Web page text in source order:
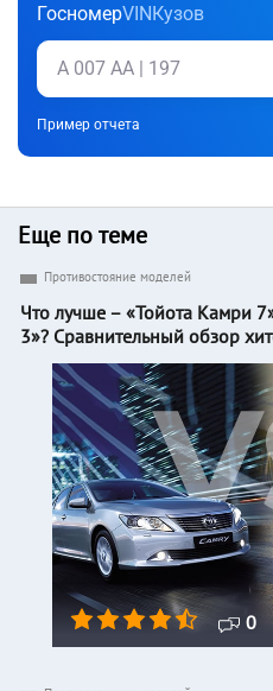
ГосномерVINКузов
Пример отчета
Еще по теме
0
Противостояние моделей
Что лучше – «Тойота Камри
3»? Сравнительный обзор